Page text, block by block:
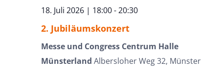
18. Juli 2026 | 18:00-20:30
2. Jubiläumskonzert
Messe und Congress Centrum Halle
Münsterland Albersloher Weg 32, Münster